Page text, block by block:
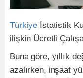
Türkiye İstatistik
ilişkin Ücretli
Buna göre, yıllık
azalırken, inşaat